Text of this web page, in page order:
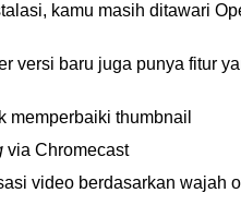
kamu masih ditawari
versi baru juga punya fitur
memperbaiki thumbnail
via Chromecast
video berdasarkan wajah